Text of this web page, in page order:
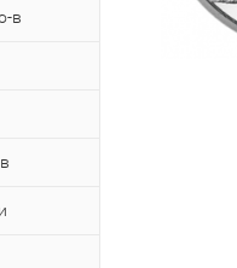
в